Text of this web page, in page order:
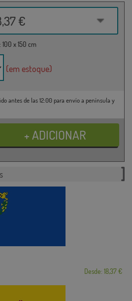
€
x 150 cm
(em estoque)
antes de las 12:00 para envío a península y
Desde: 18,37 €